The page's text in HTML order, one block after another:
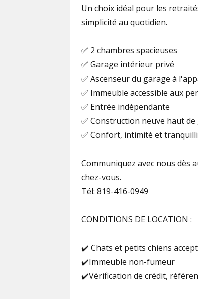
Un choix idéal pour les
simplicité au quotidien.
✅ 2 chambres spacieuses
✅ Garage intérieur privé
✅ Ascenseur du garage à
✅ Immeuble accessible aux
✅ Entrée indépendante
✅ Construction neuve haut de
✅ Confort, intimité et
Communiquez avec nous
chez-vous.
Tél: 819-416-0949
CONDITIONS DE LOCATION :
✔️ Chats et petits chiens
✔️Immeuble non-fumeur
✔️Vérification de crédit,